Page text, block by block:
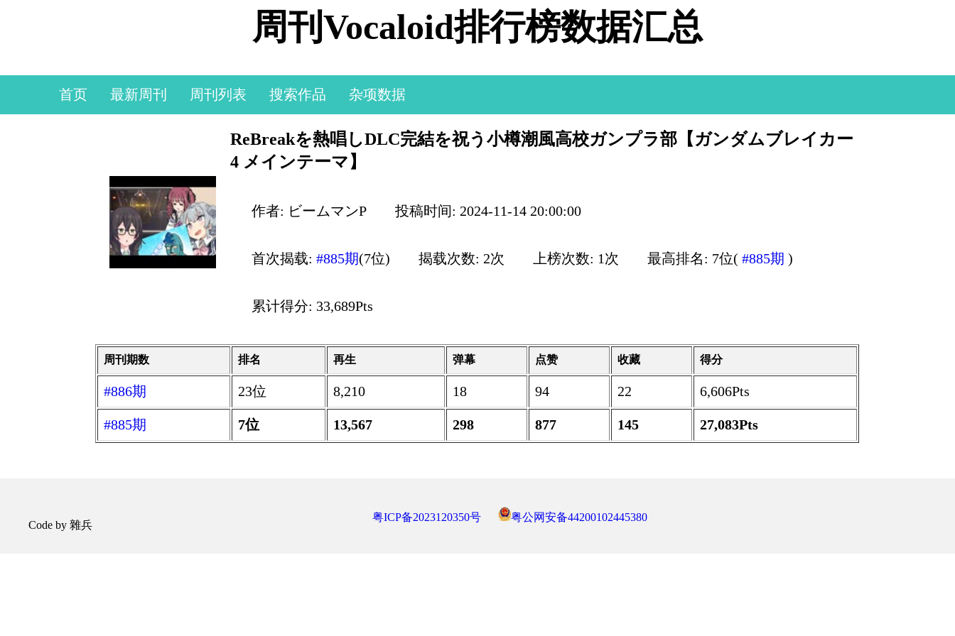
周刊Vocaloid排行榜数据汇总
首页 最新周刊 周刊列表 搜索作品 杂项数据
ReBreakを熱唱しDLC完結を祝う小樽潮風高校ガンプラ部【ガンダムブレイカー
4 メインテーマ】
作者: ビームマンP 投稿时间: 2024-11-14 20:00:00
首次揭载: #885期(7位) 揭载次数: 2次 上榜次数: 1次 最高排名: 7位( #885期 )
累计得分: 33,689Pts
周刊期数 排名 再生 弹幕 点赞 收藏 得分
#886期 23位 8,210 18 94 22 6,606Pts
#885期 7位 13,567 298 877 145 27,083Pts
Code by 雜兵
粤ICP备2023120350号 粤公网安备44200102445380